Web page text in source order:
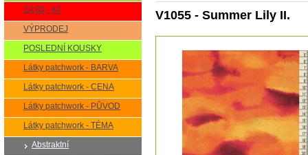
ZA 80,- Kč
VÝPRODEJ
POSLEDNÍ KOUSKY
Látky patchwork - BARVA
Látky patchwork - CENA
Látky patchwork - PŮVOD
Látky patchwork - TÉMA
Abstraktní
V1055 - Summer Lily II.